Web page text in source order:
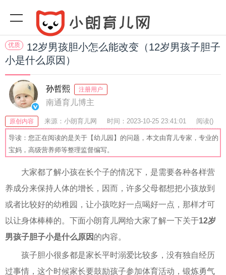
优质
12岁男孩胆小怎么能改变（12岁男孩子胆子
小是什么原因）
孙哲熙 注册用户
南通育儿博主
原创内容 来源：小朗育儿网 时间：2023-10-25 23:41:01 阅读()
收藏：25 分享：77 爆
导读：您正在阅读的是关于【幼儿园】的问题，本文由育儿专家，专业的
宝妈，高级营养师等整理监督编写。
大家都了解小孩在长个子的情况下，是需要各种各样营
养成分来保持人体的增长，因而，许多父母都想把小孩放到
或者比较好的幼稚园，让小孩吃好一点喝好一点，那样才可
以让身体棒棒的。下面小朗育儿网给大家了解一下关于12岁
男孩子胆子小是什么原因 的内容。
孩子胆小很多都是家长平时溺爱比较多，没有独自经历
过事情，这个时候家长要鼓励孩子参加体育活动，锻炼勇气